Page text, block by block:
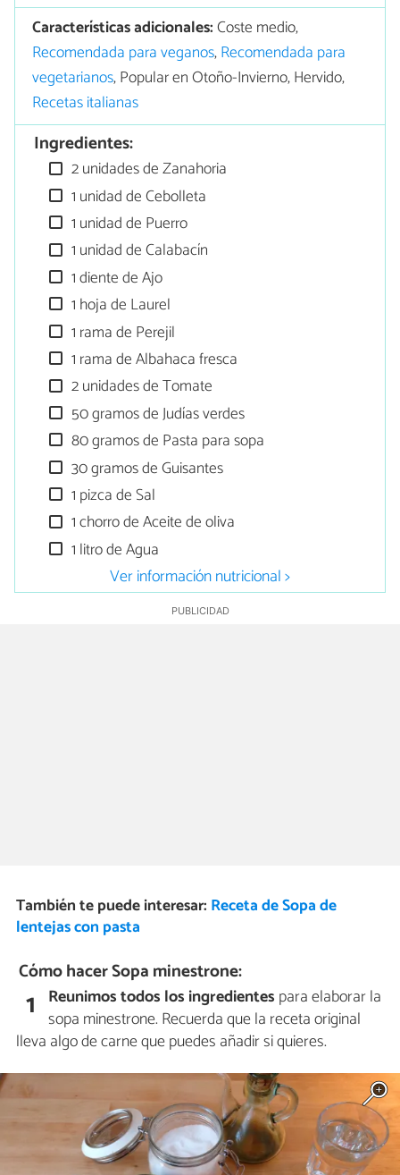
Características adicionales:Coste medio,
Recomendada para veganos,Recomendada para
vegetarianos, Popular en Otoño-Invierno, Hervido,
Recetas italianas
Ingredientes:
2 unidades de Zanahoria
1 unidad de Cebolleta
1 unidad de Puerro
1 unidad de Calabacín
1 diente de Ajo
1 hoja de Laurel
1 rama de Perejil
1 rama de Albahaca fresca
2 unidades de Tomate
50 gramos de Judías verdes
80 gramos de Pasta para sopa
30 gramos de Guisantes
1 pizca de Sal
1 chorro de Aceite de oliva
1 litro de Agua
Ver información nutricional >
También te puede interesar: Receta de Sopa de
lentejas con pasta
Cómo hacer Sopa minestrone:
1 Reunimos todos los ingredientes para elaborar la
sopa minestrone. Recuerda que la receta original
lleva algo de carne que puedes añadir si quieres.